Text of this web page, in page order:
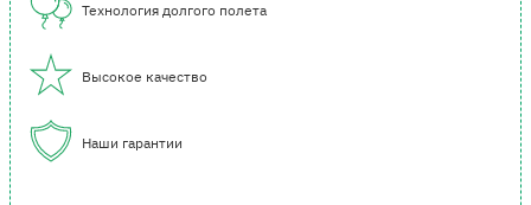
Технология долгого полета
Высокое качество
Наши гарантии